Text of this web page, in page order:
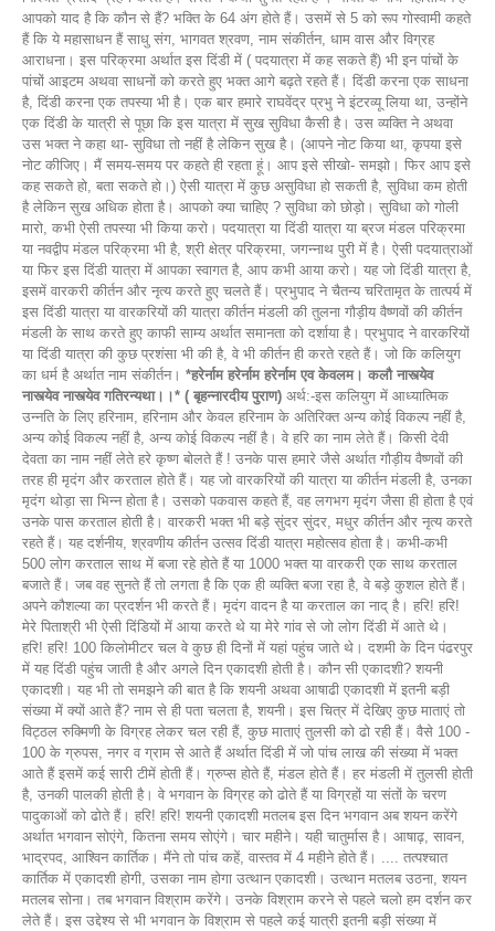
आपको याद है कि कौन से हैं? भक्ति के 64 अंग होते हैं। उसमें से 5 को रूप गोस्वामी कहते
हैं कि ये महासाधन हैं साधु संग, भागवत श्रवण, नाम संकीर्तन, धाम वास और विग्रह
आराधना। इस परिक्रमा अर्थात इस दिंडी में ( पदयात्रा में कह सकते हैं) भी इन पांचों के
पांचों आइटम अथवा साधनों को करते हुए भक्त आगे बढ़ते रहते हैं। दिंडी करना एक साधना
है, दिंडी करना एक तपस्या भी है। एक बार हमारे राघवेंद्र प्रभु ने इंटरव्यू लिया था, उन्होंने
एक दिंडी के यात्री से पूछा कि इस यात्रा में सुख सुविधा कैसी है। उस व्यक्ति ने अथवा
उस भक्त ने कहा था- सुविधा तो नहीं है लेकिन सुख है। (आपने नोट किया था, कृपया इसे
नोट कीजिए। मैं समय-समय पर कहते ही रहता हूं। आप इसे सीखो- समझो। फिर आप इसे
कह सकते हो, बता सकते हो।) ऐसी यात्रा में कुछ असुविधा हो सकती है, सुविधा कम होती
है लेकिन सुख अधिक होता है। आपको क्या चाहिए ? सुविधा को छोड़ो। सुविधा को गोली
मारो, कभी ऐसी तपस्या भी किया करो। पदयात्रा या दिंडी यात्रा या ब्रज मंडल परिक्रमा
या नवद्वीप मंडल परिक्रमा भी है, श्री क्षेत्र परिक्रमा, जगन्नाथ पुरी में है। ऐसी पदयात्राओं
या फिर इस दिंडी यात्रा में आपका स्वागत है, आप कभी आया करो। यह जो दिंडी यात्रा है,
इसमें वारकरी कीर्तन और नृत्य करते हुए चलते हैं। प्रभुपाद ने चैतन्य चरितामृत के तात्पर्य में
इस दिंडी यात्रा या वारकरियों की यात्रा कीर्तन मंडली की तुलना गौड़ीय वैष्णवों की कीर्तन
मंडली के साथ करते हुए काफी साम्य अर्थात समानता को दर्शाया है। प्रभुपाद ने वारकरियों
या दिंडी यात्रा की कुछ प्रशंसा भी की है, वे भी कीर्तन ही करते रहते हैं। जो कि कलियुग
का धर्म है अर्थात नाम संकीर्तन। *हरेर्नाम हरेर्नाम हरेर्नाम एव केवलम। कलौ नास्त्येव
नास्त्येव नास्त्येव गतिरन्यथा।।* ( बृहन्नारदीय पुराण) अर्थ:-इस कलियुग में आध्यात्मिक
उन्नति के लिए हरिनाम, हरिनाम और केवल हरिनाम के अतिरिक्त अन्य कोई विकल्प नहीं है,
अन्य कोई विकल्प नहीं है, अन्य कोई विकल्प नहीं है। वे हरि का नाम लेते हैं। किसी देवी
देवता का नाम नहीं लेते हरे कृष्ण बोलते हैं ! उनके पास हमारे जैसे अर्थात गौड़ीय वैष्णवों की
तरह ही मृदंग और करताल होते हैं। यह जो वारकरियों की यात्रा या कीर्तन मंडली है, उनका
मृदंग थोड़ा सा भिन्न होता है। उसको पकवास कहते हैं, वह लगभग मृदंग जैसा ही होता है एवं
उनके पास करताल होती है। वारकरी भक्त भी बड़े सुंदर सुंदर, मधुर कीर्तन और नृत्य करते
रहते हैं। यह दर्शनीय, श्रवणीय कीर्तन उत्सव दिंडी यात्रा महोत्सव होता है। कभी-कभी
500 लोग करताल साथ में बजा रहे होते हैं या 1000 भक्त या वारकरी एक साथ करताल
बजाते हैं। जब वह सुनते हैं तो लगता है कि एक ही व्यक्ति बजा रहा है, वे बड़े कुशल होते हैं।
अपने कौशल्या का प्रदर्शन भी करते हैं। मृदंग वादन है या करताल का नाद् है। हरि! हरि!
मेरे पिताश्री भी ऐसी दिंडियों में आया करते थे या मेरे गांव से जो लोग दिंडी में आते थे।
हरि! हरि! 100 किलोमीटर चल वे कुछ ही दिनों में यहां पहुंच जाते थे। दशमी के दिन पंढरपुर
में यह दिंडी पहुंच जाती है और अगले दिन एकादशी होती है। कौन सी एकादशी? शयनी
एकादशी। यह भी तो समझने की बात है कि शयनी अथवा आषाढी एकादशी में इतनी बड़ी
संख्या में क्यों आते हैं? नाम से ही पता चलता है, शयनी। इस चित्र में देखिए कुछ माताएं तो
विट्ठल रुक्मिणी के विग्रह लेकर चल रही हैं, कुछ माताएं तुलसी को ढो रही हैं। वैसे 100 -
100 के ग्रुपस, नगर व ग्राम से आते हैं अर्थात दिंडी में जो पांच लाख की संख्या में भक्त
आते हैं इसमें कई सारी टीमें होती हैं। ग्रुप्स होते हैं, मंडल होते हैं। हर मंडली में तुलसी होती
है, उनकी पालकी होती है। वे भगवान के विग्रह को ढोते हैं या विग्रहों या संतों के चरण
पादुकाओं को ढोते हैं। हरि! हरि! शयनी एकादशी मतलब इस दिन भगवान अब शयन करेंगे
अर्थात भगवान सोएंगे, कितना समय सोएंगे। चार महीने। यही चातुर्मास है। आषाढ़, सावन,
भाद्रपद, आश्विन कार्तिक। मैंने तो पांच कहें, वास्तव में 4 महीने होते हैं। .... तत्पश्चात
कार्तिक में एकादशी होगी, उसका नाम होगा उत्थान एकादशी। उत्थान मतलब उठना, शयन
मतलब सोना। तब भगवान विश्राम करेंगे। उनके विश्राम करने से पहले चलो हम दर्शन कर
लेते हैं। इस उद्देश्य से भी भगवान के विश्राम से पहले कई यात्री इतनी बड़ी संख्या में